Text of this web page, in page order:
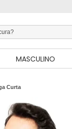
MASCULINO
Curta